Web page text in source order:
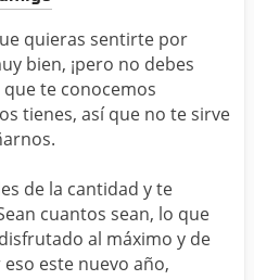
quieras sentirte por
bien, ¡pero no debes
te conocemos
tienes, así que no te sirve
de la cantidad y te
cuantos sean, lo que
al máximo y de
este nuevo año,